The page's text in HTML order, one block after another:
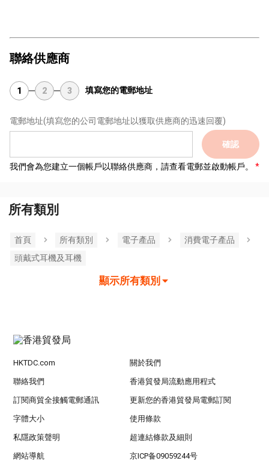
聯絡供應商
1 2 3 填寫您的電郵地址
電郵地址(填寫您的公司電郵地址以獲取供應商的迅速回覆)
確認
我們會為您建立一個帳戶以聯絡供應商，請查看電郵並啟動帳戶。
所有類別
首頁 所有類別 電子產品
消費電子產品
頭戴式耳機及耳機
顯示所有類別
HKTDC.com 關於我們
聯絡我們 香港貿發局流動應用程式
訂閱商貿全接觸電郵通訊 更新您的香港貿發局電郵訂閱
字體大小 使用條款
私隱政策聲明 超連結條款及細則
網站導航 京ICP备09059244号